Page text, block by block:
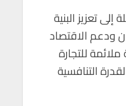
تعزيز البنية
ودعم الاقتصاد
للتجارة
التنافسية